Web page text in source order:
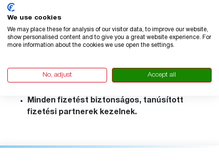
Megfelelés és jogi információk
fogyasztóvédelemre, az adatvédelemre és az
elektronikus fizetésekre vonatkozó holland
Tiszteletben tartjuk a GDPR-t, és biztosítjuk,
Minden fizetést biztonságos, tanúsított
fizetési partnerek kezelnek.
We use cookies
We may place these for analysis of our visitor data, to improve our website,
show personalised content and to give you a great website experience. For
more information about the cookies we use open the settings.
No, adjust Accept all